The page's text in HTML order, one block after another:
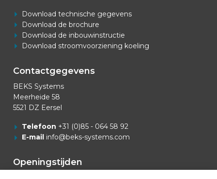
Download technische gegevens
Download de brochure
Download de inbouwinstructie
Download stroomvoorziening koeling
Contactgegevens
BEKS Systems
Meerheide 58
5521 DZ Eersel
Telefoon +31 (0)85 - 064 58 92
E-mail info@beks-systems.com
Openingstijden